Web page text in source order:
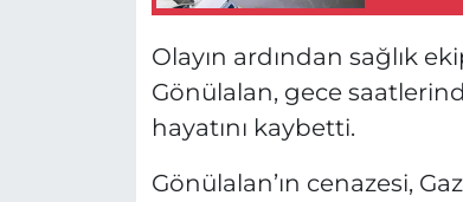
Olayın ardından sağlık
Gönülalan, gece
hayatını kaybetti.
Gönülalan’ın cenazesi,